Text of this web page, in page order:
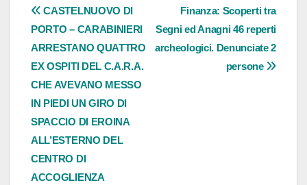
Navigazione
articoli
Finanza: Scoperti tra
Segni ed Anagni 46 reperti
archeologici. Denunciate 2
persone
CASTELNUOVO DI
PORTO – CARABINIERI
ARRESTANO QUATTRO
EX OSPITI DEL C.A.R.A.
CHE AVEVANO MESSO
IN PIEDI UN GIRO DI
SPACCIO DI EROINA
ALL’ESTERNO DEL
CENTRO DI
ACCOGLIENZA